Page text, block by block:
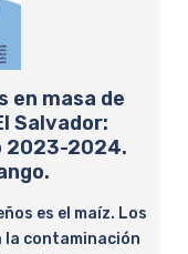
en masa de
Salvador:
2023-2024.
es el maíz. Los
la contaminación